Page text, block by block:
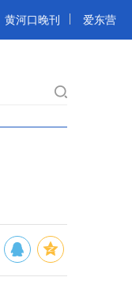
黄河口晚刊 爱东营